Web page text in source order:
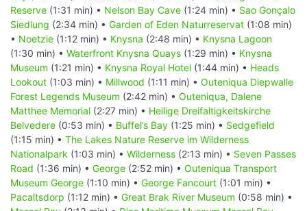
Reserve (1:31 min) • Nelson Bay Cave (1:24 min) • Sao Gonçalo
Siedlung (2:34 min) • Garden of Eden Naturreservat (1:08 min)
• Noetzie (1:12 min) • Knysna (2:48 min) • Knysna Lagoon
(1:30 min) • Waterfront Knysna Quays (1:29 min) • Knysna
Museum (1:21 min) • Knysna Royal Hotel (1:44 min) • Heads
Lookout (1:03 min) • Millwood (1:11 min) • Outeniqua Diepwalle
Forest Legends Museum (2:42 min) • Outeniqua, Dalene
Matthee Memorial (2:27 min) • Heilige Dreifaltigkeitskirche
Belvedere (0:53 min) • Buffel’s Bay (1:25 min) • Sedgefield
(1:15 min) • The Lakes Nature Reserve im Wilderness
Nationalpark (1:03 min) • Wilderness (2:13 min) • Seven Passes
Road (1:36 min) • George (2:52 min) • Outeniqua Transport
Museum George (1:10 min) • George Fancourt (1:01 min) •
Pacaltsdorp (1:12 min) • Great Brak River Museum (0:58 min) •